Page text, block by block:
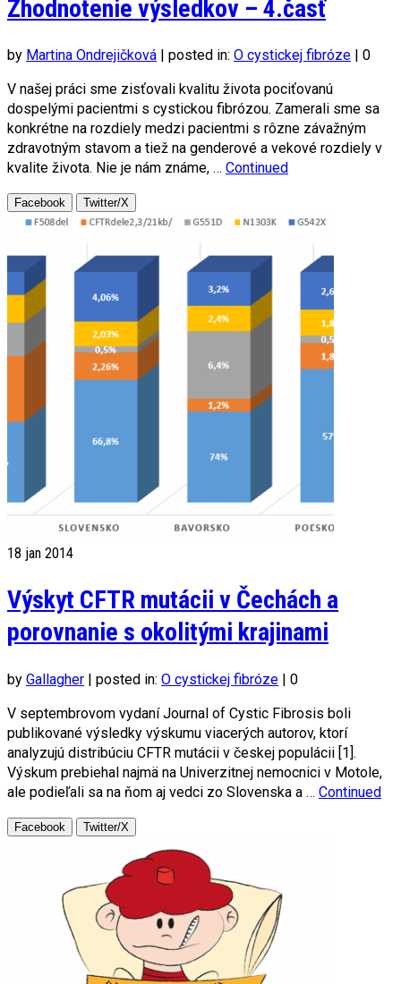
Zhodnotenie výsledkov – 4.časť
by Martina Ondrejičková | posted in: O cystickej fibróze | 0
V našej práci sme zisťovali kvalitu života pociťovanú
dospelými pacientmi s cystickou fibrózou. Zamerali sme sa
konkrétne na rozdiely medzi pacientmi s rôzne závažným
zdravotným stavom a tiež na genderové a vekové rozdiely v
kvalite života. Nie je nám známe, … Continued
Facebook Twitter/X
18 jan 2014
Výskyt CFTR mutácii v Čechách a
porovnanie s okolitými krajinami
by Gallagher | posted in: O cystickej fibróze | 0
V septembrovom vydaní Journal of Cystic Fibrosis boli
publikované výsledky výskumu viacerých autorov, ktorí
analyzujú distribúciu CFTR mutácii v českej populácii [1].
Výskum prebiehal najmä na Univerzitnej nemocnici v Motole,
ale podieľali sa na ňom aj vedci zo Slovenska a … Continued
Facebook Twitter/X